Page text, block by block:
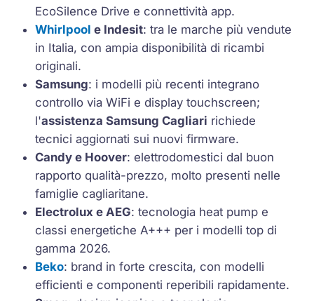
EcoSilence Drive e connettività app.
Whirlpool e Indesit: tra le marche più vendute
in Italia, con ampia disponibilità di ricambi
originali.
Samsung: i modelli più recenti integrano
controllo via WiFi e display touchscreen;
l'assistenza Samsung Cagliari richiede
tecnici aggiornati sui nuovi firmware.
Candy e Hoover: elettrodomestici dal buon
rapporto qualità-prezzo, molto presenti nelle
famiglie cagliaritane.
Electrolux e AEG: tecnologia heat pump e
classi energetiche A+++ per i modelli top di
gamma 2026.
Beko: brand in forte crescita, con modelli
efficienti e componenti reperibili rapidamente.